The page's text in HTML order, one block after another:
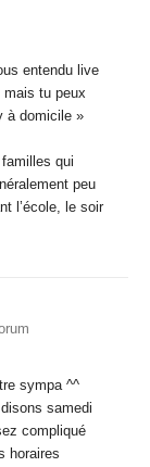
entendu live
tu peux
à domicile »
qui
peu
l’école, le soir
sympa ^^
samedi
compliqué
horaires